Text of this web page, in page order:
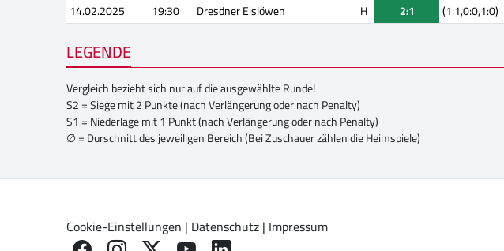
14.02.2025
19:30 Dresdner Eislöwen H 2:1 (1:1,0:0,1:0)
LEGENDE
Vergleich bezieht sich nur auf die ausgewählte Runde!
S2 = Siege mit 2 Punkte (nach Verlängerung oder nach Penalty)
S1 = Niederlage mit 1 Punkt (nach Verlängerung oder nach Penalty)
∅ = Durschnitt des jeweiligen Bereich (Bei Zuschauer zählen die Heimspiele)
Cookie-Einstellungen | Datenschutz| Impressum